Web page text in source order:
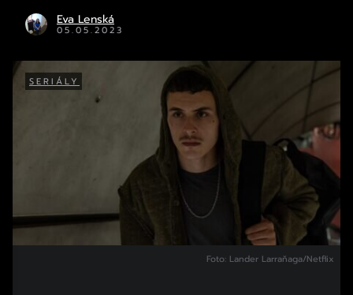
Eva Lenská
05.05.2023
SERIÁLY
Foto: Lander Larraňaga/Netflix